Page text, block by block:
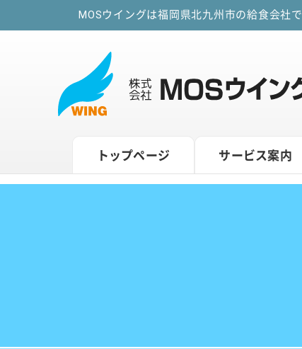
MOSウイングは福岡県北九州市の給食会社
トップページ サービス案内